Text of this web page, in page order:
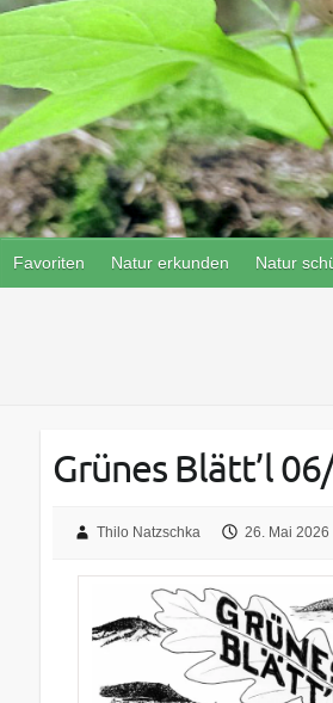
t
Favoriten Natur erkunden Natur
Grünes Blätt’l
Thilo Natzschka 26. Mai 2026